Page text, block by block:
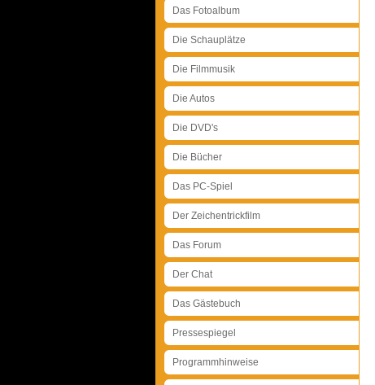
Das Fotoalbum
Die Schauplätze
Die Filmmusik
Die Autos
Die DVD's
Die Bücher
Das PC-Spiel
Der Zeichentrickfilm
Das Forum
Der Chat
Das Gästebuch
Pressespiegel
Programmhinweise